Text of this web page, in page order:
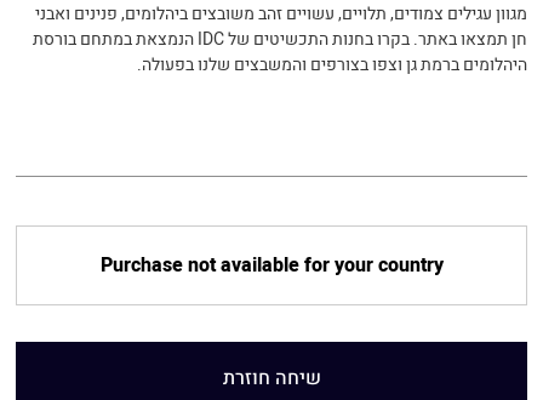
מגוון עגילים צמודים, תלויים, עשויים זהב משובצים ביהלומים, פנינים ואבני
חן תמצאו באתר. בקרו בחנות התכשיטים של IDC הנמצאת במתחם בורסת
היהלומים ברמת גן וצפו בצורפים והמשבצים שלנו בפעולה.
Purchase not available for your country
שיחה חוזרת